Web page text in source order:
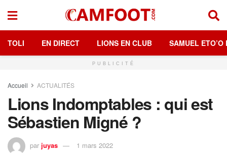
TOLI EN DIRECT LIONS EN CLUB SAMUEL ETO’O
PUBLICITÉ
Accueil ACTUALITÉS
Lions Indomptables : qui est
Sébastien Migné ?
par juyas 1 mars 2022